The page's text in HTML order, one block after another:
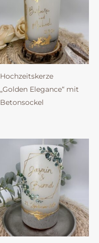
Hochzeitskerze
„Golden Elegance“ mit
Betonsockel